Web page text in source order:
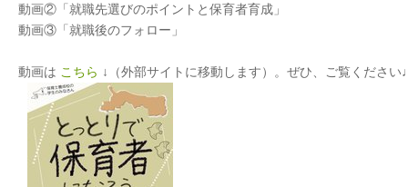
動画②「就職先選びのポイントと保育者育成」
動画③「就職後のフォロー」
動画は こちら ↓（外部サイトに移動します）。ぜひ、ご覧くださ